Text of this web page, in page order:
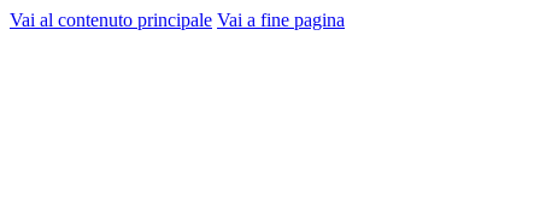
Vai al contenuto principale Vai a fine pagina